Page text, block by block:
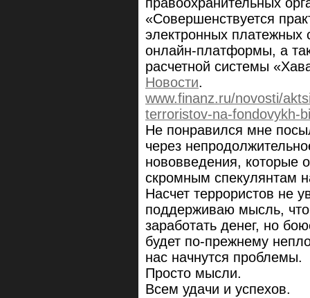
«Совершенствуется
электронных платежных
онлайн-платформы, а
расчетной системы
Новости.
www.finanz.ru/novosti/
terroristov-na-fondovykh-
Не понравился мне
через
нововведения, которые
скромным спекулянтам
Насчет террористов не
поддерживаю мысль,
заработать денег, но
будет по-прежнему
нас начнутся проблемы.
Просто мысли.
Всем удачи и успехов.